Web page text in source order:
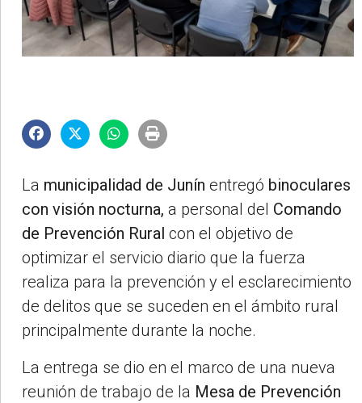
La municipalidad de Junín entregó binoculares
con visión nocturna, a personal del Comando
de Prevención Rural con el objetivo de
optimizar el servicio diario que la fuerza
realiza para la prevención y el esclarecimiento
de delitos que se suceden en el ámbito rural
principalmente durante la noche.
La entrega se dio en el marco de una nueva
reunión de trabajo de la Mesa de Prevención